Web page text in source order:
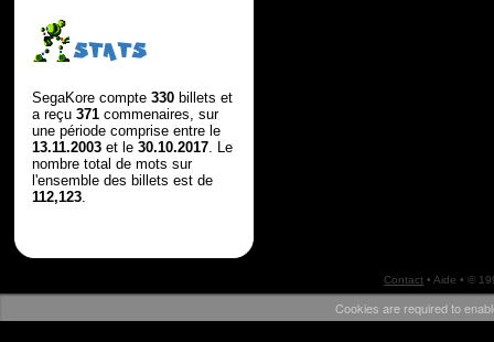
STATS
SegaKore compte 330billets et
a reçu 371commenaires, sur
une période comprise entre le
13.11.2003et le 30.10.2017. Le
nombre total de mots sur
l'ensemble des billets est de
112,123.
Contact •Aide • ©
Cookies are required to